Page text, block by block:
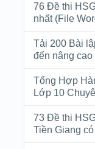
76 Đề thi
nhất (File
Tải 200 Bài
đến nâng cao
Tổng Hợp
Lớp 10
73 Đề thi
Tiền Giang